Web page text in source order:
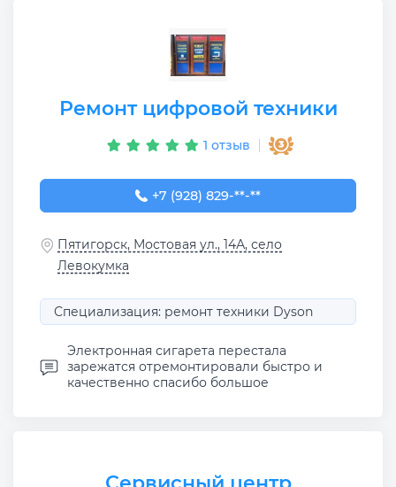
Ремонт цифровой техники
1 отзыв
+7 (928) 829-16-93
+7 (928) 829-**-**
Пятигорск, Мостовая ул., 14А, село
Левокумка
Специализация: ремонт техники Dyson
Электронная сигарета перестала
зарежатся отремонтировали быстро и
качественно спасибо большое